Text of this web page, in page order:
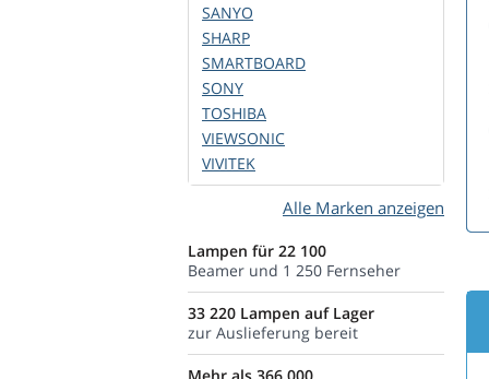
SANYO
SHARP
SMARTBOARD
SONY
TOSHIBA
VIEWSONIC
VIVITEK
Alle Marken anzeigen
Lampen für 22 100
Beamer und 1 250 Fernseher
33 220 Lampen auf Lager
zur Auslieferung bereit